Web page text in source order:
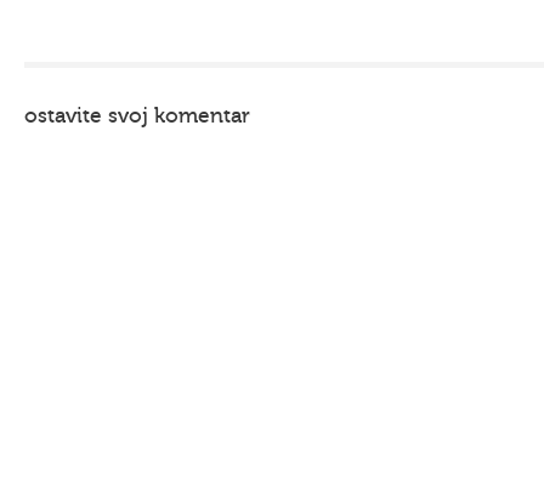
ostavite svoj komentar